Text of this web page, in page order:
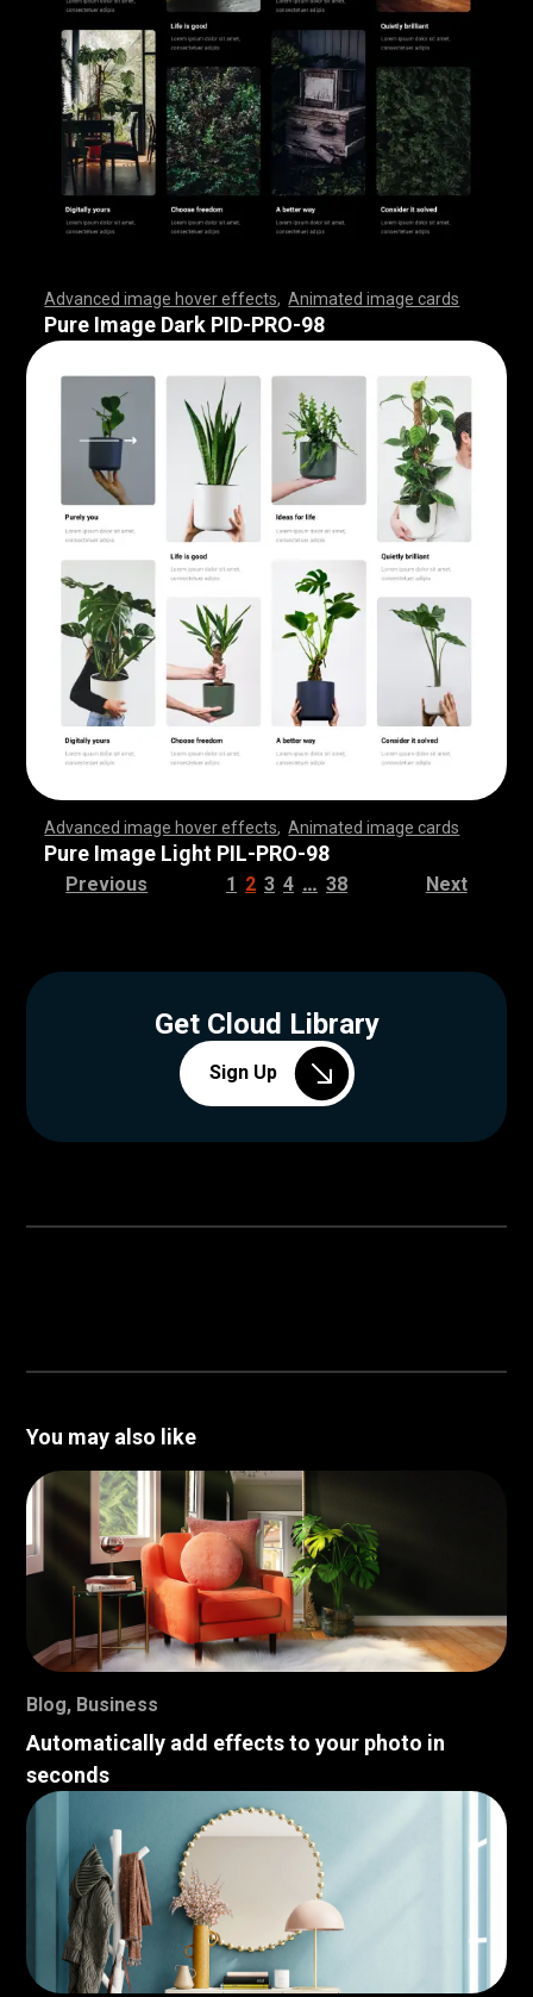
Advanced image hover effects ,Animated image cards
,,,,,,,,,,,,,,,,,,,,,,,,,,,,,,,,, ,,,,,,,,,,,,,,,,,,,,,,,,,
,,,,,,,,,,,,,,,,,,,,,,,,,,,,,,,,, ,,,,,,,,,,,,,,,,,,,,,,,,,
,,,,,,,,,,,,,,,,,,,,,,,,,,,,,,,,, ,,,,,,,,,,,,,,,,,,,,,,,
Pure Image Dark PID-PRO-98
Advanced image hover effects ,Animated image cards
,,,,,,,,,,,,,,,,,,,,,,,,,,,,,,,,, ,,,,,,,,,,,,,,,,,,,,,,,,,
,,,,,,,,,,,,,,,,,,,,,,,,,,,,,,,,, ,,,,,,,,,,,,,,,,,,,,,,,,,
,,,,,,,,,,,,,,,,,,,,,,,,,,,,,,,,, ,,,,,,,,,,,,,,,,,,,,,,,
Pure Image Light PIL-PRO-98
Previous 1 2 3 4 … 38 Next
Get Cloud Library
Sign Up
You may also like
Blog, Business
Automatically add effects to your photo in
seconds